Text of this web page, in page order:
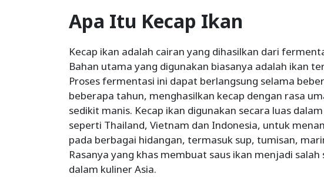
Apa Itu Kecap Ikan
Kecap ikan adalah cairan yang dihasilkan dari
Bahan utama yang digunakan biasanya adalah ikan
Proses fermentasi ini dapat berlangsung selama
beberapa tahun, menghasilkan kecap dengan rasa
sedikit manis. Kecap ikan digunakan secara luas
seperti Thailand, Vietnam dan Indonesia, untuk
pada berbagai hidangan, termasuk sup, tumisan,
Rasanya yang khas membuat saus ikan menjadi
dalam kuliner Asia.